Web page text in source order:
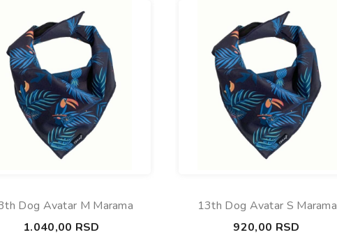
Dog Avatar M Marama
1.040,00 RSD
13th Dog Avatar S Marama
920,00 RSD